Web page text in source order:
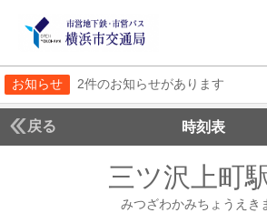
お知らせ 2件のお知らせがあります
戻る 時刻表
三ツ沢上町
みつざわかみちょうえき